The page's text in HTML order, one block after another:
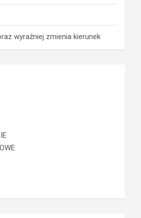
wyraźniej zmienia kierunek